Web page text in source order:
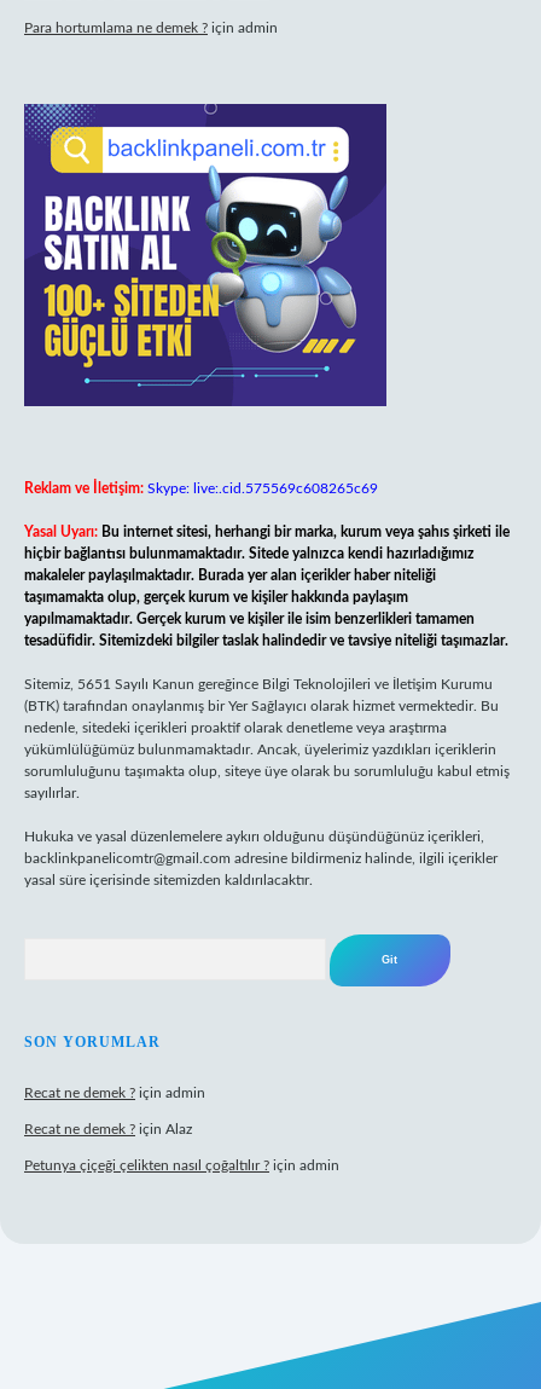
Para hortumlama ne demek ? için admin
Reklam ve İletişim: Skype: live:.cid.575569c608265c69
Yasal Uyarı: Bu internet sitesi, herhangi bir marka, kurum veya şahıs şirketi ile
hiçbir bağlantısı bulunmamaktadır. Sitede yalnızca kendi hazırladığımız
makaleler paylaşılmaktadır. Burada yer alan içerikler haber niteliği
taşımamakta olup, gerçek kurum ve kişiler hakkında paylaşım
yapılmamaktadır. Gerçek kurum ve kişiler ile isim benzerlikleri tamamen
tesadüfidir. Sitemizdeki bilgiler taslak halindedir ve tavsiye niteliği taşımazlar.
Sitemiz, 5651 Sayılı Kanun gereğince Bilgi Teknolojileri ve İletişim Kurumu
(BTK) tarafından onaylanmış bir Yer Sağlayıcı olarak hizmet vermektedir. Bu
nedenle, sitedeki içerikleri proaktif olarak denetleme veya araştırma
yükümlülüğümüz bulunmamaktadır. Ancak, üyelerimiz yazdıkları içeriklerin
sorumluluğunu taşımakta olup, siteye üye olarak bu sorumluluğu kabul etmiş
sayılırlar.
Hukuka ve yasal düzenlemelere aykırı olduğunu düşündüğünüz içerikleri,
backlinkpanelicomtr@gmail.com adresine bildirmeniz halinde, ilgili içerikler
yasal süre içerisinde sitemizden kaldırılacaktır.
SON YORUMLAR
Recat ne demek ? için admin
Recat ne demek ? için Alaz
Petunya çiçeği çelikten nasıl çoğaltılır ? için admin